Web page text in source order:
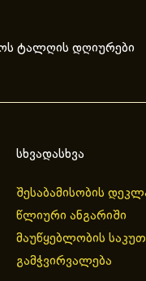
ტალღის დღიურები
სხვადასხვა
შესაბამისობის
წლიური ანგარიში
მაუწყებლობის
გამჭვირვალება